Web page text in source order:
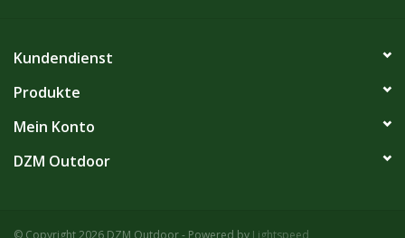
Kundendienst
Produkte
Mein Konto
DZM Outdoor
© Copyright 2026 DZM Outdoor - Powered by Lightspeed